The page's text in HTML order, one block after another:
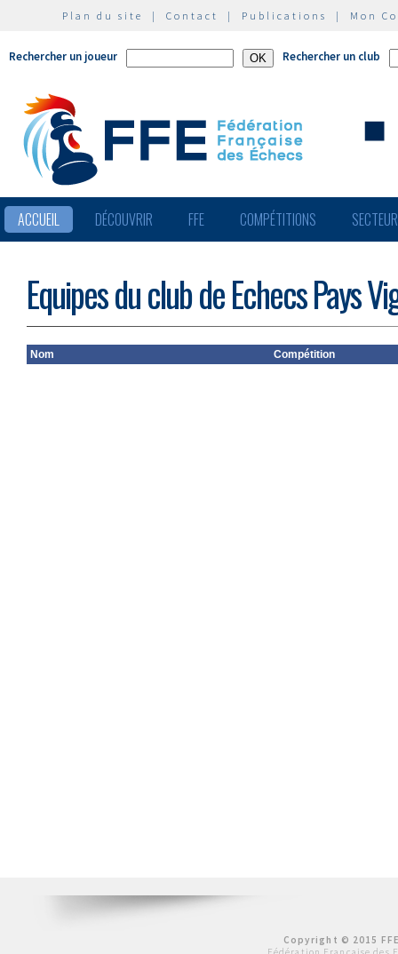
Plan du site | Contact | Publications | Mon
Rechercher un joueur Rechercher un club
ACCUEIL DÉCOUVRIR FFE COMPÉTITIONS
Equipes du club de Echecs Pays
Nom Compétition
Copyright © 2015